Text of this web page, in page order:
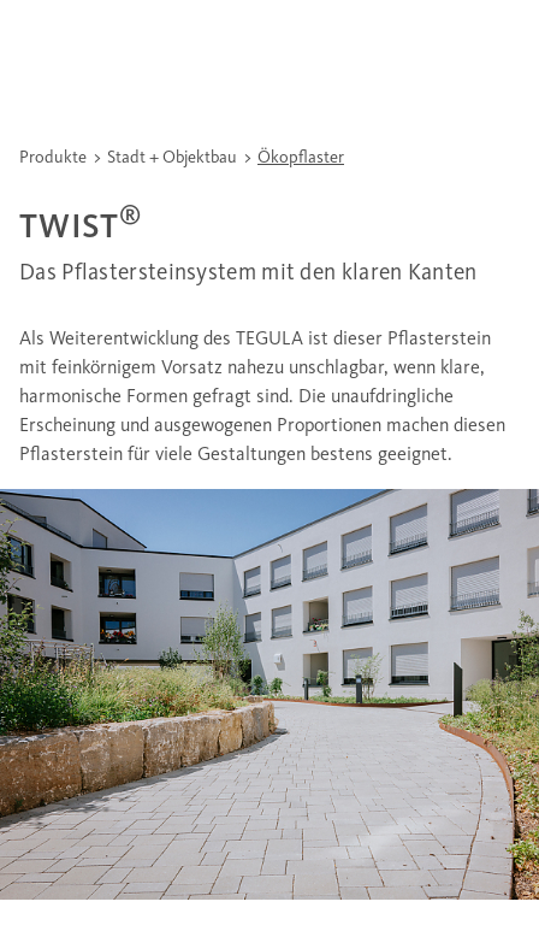
Produkte Stadt + Objektbau Ökopflaster
TWIST®
Das Pflastersteinsystem mit den klaren Kanten
Als Weiterentwicklung des TEGULA ist dieser Pflasterstein
mit feinkörnigem Vorsatz nahezu unschlagbar, wenn klare,
harmonische Formen gefragt sind. Die unaufdringliche
Erscheinung und ausgewogenen Proportionen machen diesen
Pflasterstein für viele Gestaltungen bestens geeignet.